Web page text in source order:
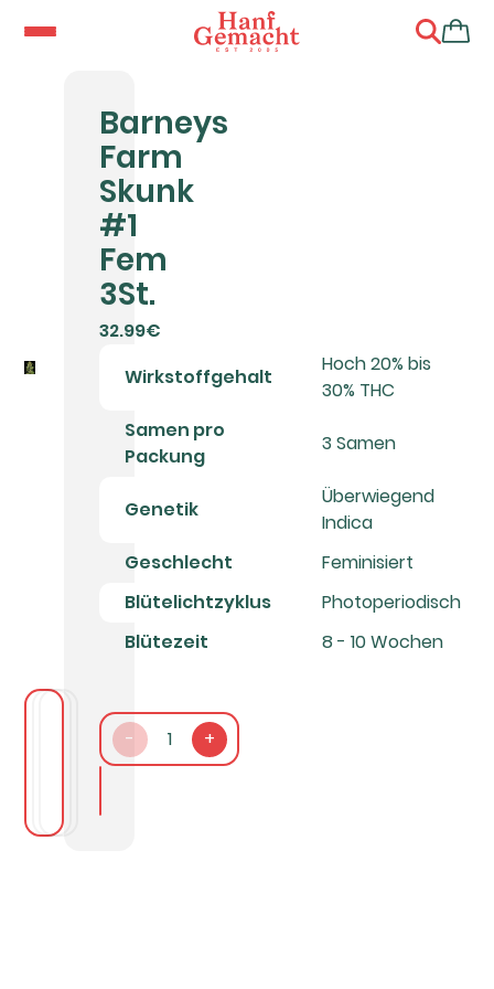
Barneys
Farm
Skunk
#1
Fem
3St.
32.99€
Wirkstoffgehalt
Hoch 20% bis
30% THC
Samen pro
Packung
3 Samen
Genetik
Überwiegend
Indica
Geschlecht
Feminisiert
Blütelichtzyklus
Photoperiodisch
Blütezeit
8 - 10 Wochen
- 1 +